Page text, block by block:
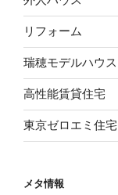
リフォーム
瑞穂モデルハウス
高性能賃貸住宅
東京ゼロエミ住宅
メタ情報